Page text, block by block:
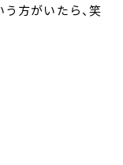
う方がいたら、笑